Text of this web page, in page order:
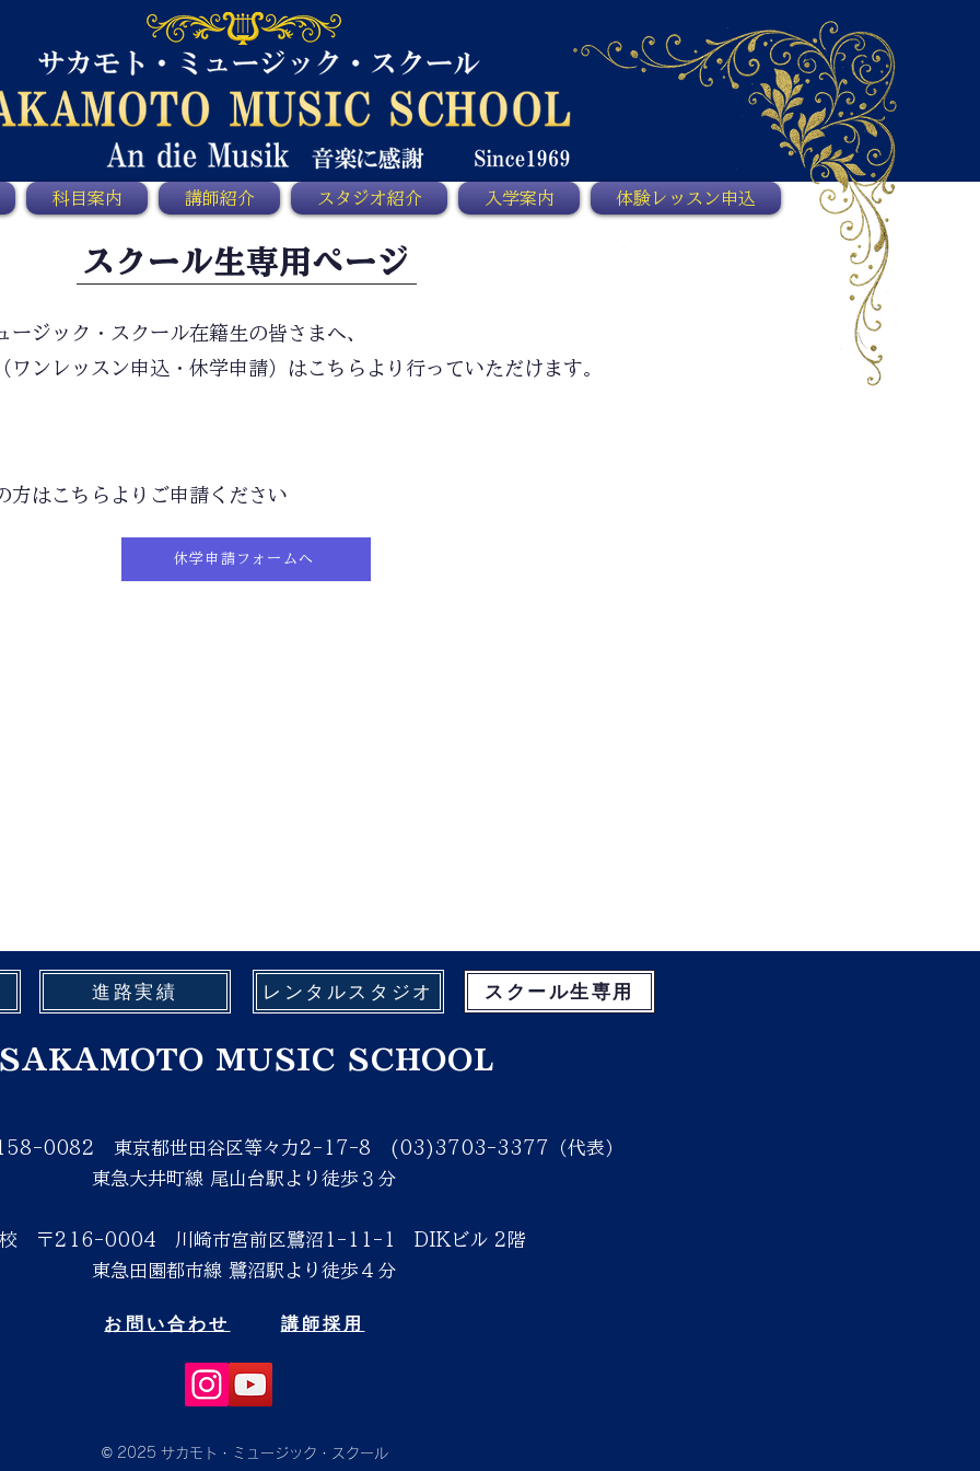
科目案内 講師紹介 スタジオ紹介 入学案内 体験レッスン申込
​スクール生専用ページ
ージック・スクール在籍生の皆さまへ、
ワンレッスン申込・休学申請）はこちらより行っていただけます。
方はこちらよりご申請ください
休学申請フォームへ
進路実績 レンタルスタジオ スクール生専用
SAKAMOTO MUSIC SCHOOL
0082 東京都世田谷区等々力2-17-8 (03)3703-3377（代表）
東急大井町線 尾山台駅より徒歩３分
校 〒216-0004
川崎市宮前区鷺沼1-11-1 DIKビル 2階
東急田園都市線 鷺沼駅より徒歩４分
お問い合わせ 講師採用
© 2025 サカモト・ミュージック・スクール